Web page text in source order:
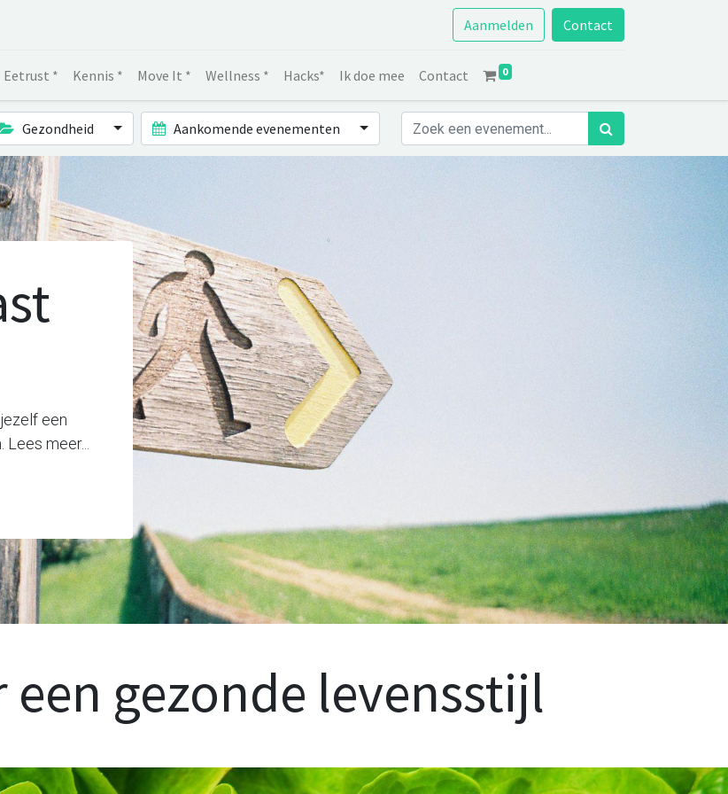
Aanmelden Contact
Eetrust * Kennis * Move It * Wellness * Hacks* Ik doe mee Contact 0
Gezondheid Aankomende evenementen
een
meer...
een gezonde levensstijl